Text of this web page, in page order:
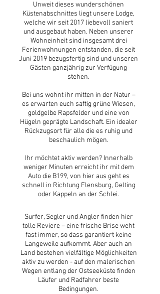
Unweit dieses wunderschönen
Küstenabschnittes liegt unsere Lodge,
welche wir seit 2017 liebevoll saniert
und ausgebaut haben. Neben unserer
Wohneinheit sind insgesamt drei
Ferienwohnungen entstanden, die seit
Juni 2019 bezugsfertig sind und unseren
Gästen ganzjährig zur Verfügung
stehen.
Bei uns wohnt ihr mitten in der Natur –
es erwarten euch saftig grüne Wiesen,
goldgelbe Rapsfelder und eine von
Hügeln geprägte Landschaft. Ein idealer
Rückzugsort für alle die es ruhig und
beschaulich mögen.
Ihr möchtet aktiv werden? Innerhalb
weniger Minuten erreicht ihr mit dem
Auto die B199, von hier aus geht es
schnell in Richtung Flensburg, Gelting
oder Kappeln an der Schlei.
Surfer, Segler und Angler finden hier
tolle Reviere – eine frische Brise weht
fast immer, so dass garantiert keine
Langeweile aufkommt. Aber auch an
Land bestehen vielfältige Möglichkeiten
aktiv zu werden - auf den malerischen
Wegen entlang der Ostseeküste finden
Läufer und Radfahrer beste
Bedingungen.